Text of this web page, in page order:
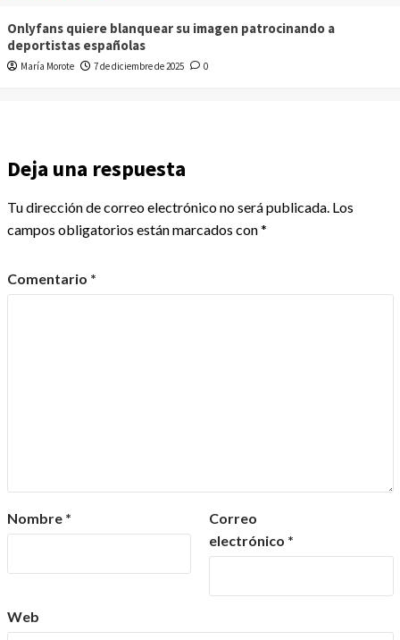
Onlyfans quiere blanquear su imagen patrocinando a
deportistas españolas
María Morote 7 de diciembre de 2025 0
Deja una respuesta
Tu dirección de correo electrónico no será publicada. Los
campos obligatorios están marcados con*
Comentario *
Nombre *
Correo
electrónico *
Web